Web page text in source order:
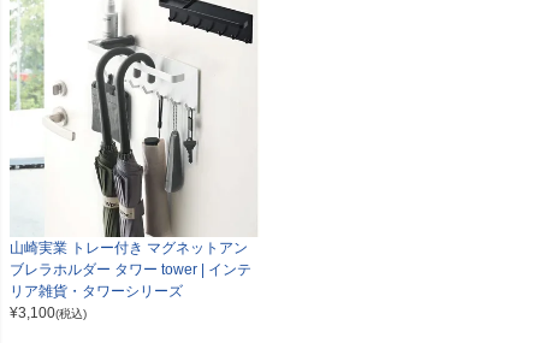
山崎実業 トレー付き マグネットアン
ブレラホルダー タワー tower | インテ
リア雑貨・タワーシリーズ
¥3,100(税込)